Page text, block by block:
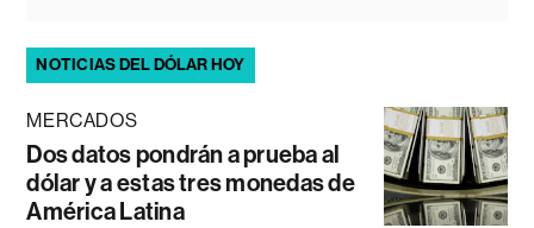
NOTICIAS DEL DÓLAR HOY
MERCADOS
Dos datos pondrán a prueba al
dólar y a estas tres monedas de
América Latina